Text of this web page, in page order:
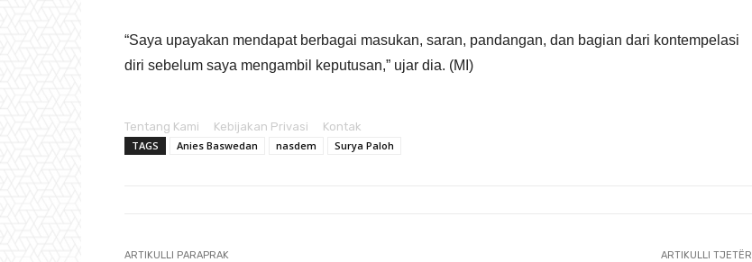
“Saya upayakan mendapat berbagai masukan, saran, pandangan, dan bagian dari kontempelasi
diri sebelum saya mengambil keputusan,” ujar dia. (MI)
Tentang Kami Kebijakan Privasi
Kontak
TAGS
Anies Baswedan nasdem Surya Paloh
ARTIKULLI PARAPRAK ARTIKULLI TJETËR